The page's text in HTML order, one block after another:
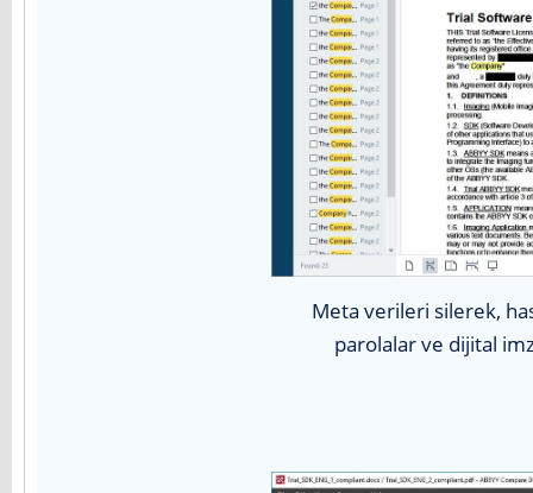
Meta verileri silerek,
parolalar ve dijital